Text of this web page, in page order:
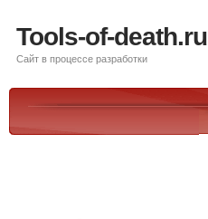
Tools-of-death.ru
Сайт в процессе разработки